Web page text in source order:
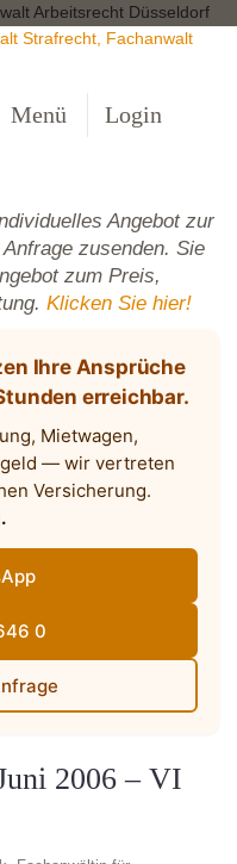
Arbeitsrecht Düsseldorf
Menü Login
Angebot zur
zusenden. Sie
zum Preis,
Klicken Sie hier!
Ihre Ansprüche
erreichbar.
Mietwagen,
— wir vertreten
Versicherung.
0
2006 – VI